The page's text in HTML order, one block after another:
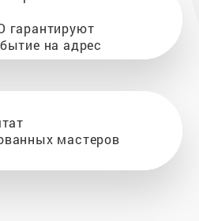
на адрес
мастеров